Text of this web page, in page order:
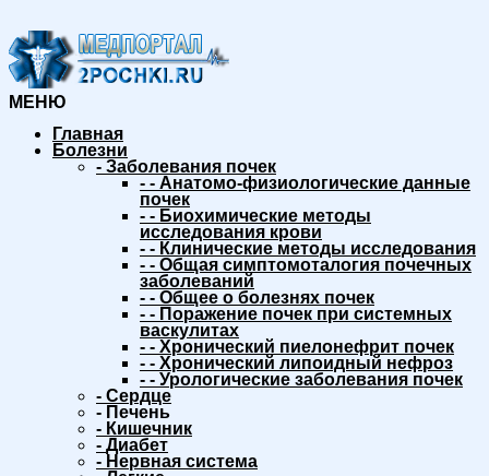
МЕНЮ
Главная
Болезни
- Заболевания почек
- - Анатомо-физиологические данные
почек
- - Биохимические методы
исследования крови
- - Клинические методы исследования
- - Общая симптомоталогия почечных
заболеваний
- - Общее о болезнях почек
- - Поражение почек при системных
васкулитах
- - Хронический пиелонефрит почек
- - Хронический липоидный нефроз
- - Урологические заболевания почек
- Сердце
- Печень
- Кишечник
- Диабет
- Нервная система